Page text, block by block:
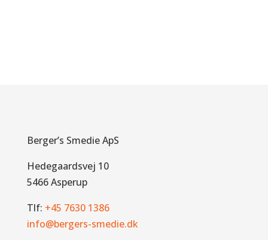
Berger’s Smedie ApS
Hedegaardsvej 10
5466 Asperup
Tlf: +45 7630 1386
info@bergers-smedie.dk